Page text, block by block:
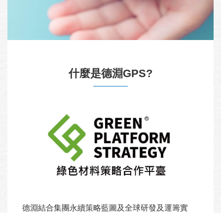
什麼是德淵GPS?
德淵結合集團永續策略藍圖及全球研發及運籌實